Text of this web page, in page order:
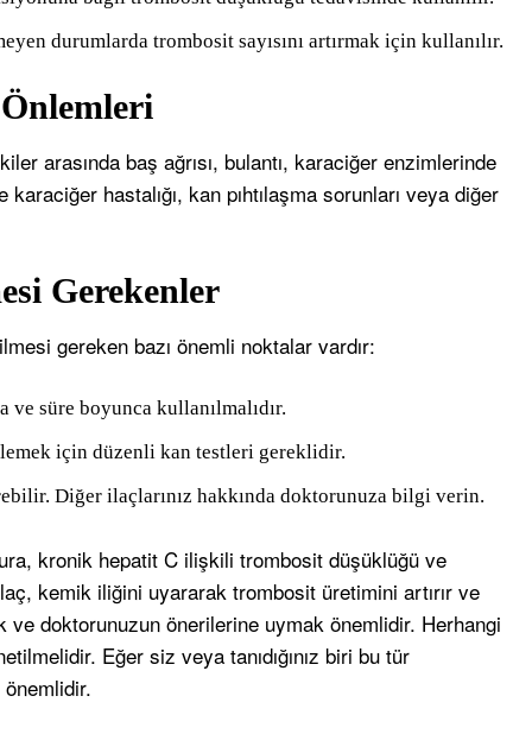
durumlarda trombosit sayısını artırmak için kullanılır.
arasında baş ağrısı, bulantı, karaciğer enzimlerinde
hastalığı, kan pıhtılaşma sorunları veya diğer
Gerekenler
gereken bazı önemli noktalar vardır:
süre boyunca kullanılmalıdır.
için düzenli kan testleri gereklidir.
Diğer ilaçlarınız hakkında doktorunuza bilgi verin.
kronik hepatit C ilişkili trombosit düşüklüğü ve
kemik iliğini uyararak trombosit üretimini artırır ve
doktorunuzun önerilerine uymak önemlidir. Herhangi
Eğer siz veya tanıdığınız biri bu tür